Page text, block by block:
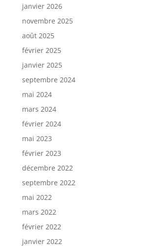
janvier 2026
novembre 2025
août 2025
février 2025
janvier 2025
septembre 2024
mai 2024
mars 2024
février 2024
mai 2023
février 2023
décembre 2022
septembre 2022
mai 2022
mars 2022
février 2022
janvier 2022